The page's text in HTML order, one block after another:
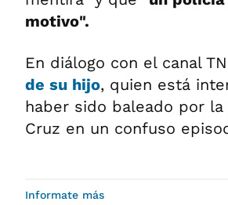
motivo".
En diálogo con el canal
de su hijo, quien está
haber sido baleado por
Cruz en un confuso
Informate más